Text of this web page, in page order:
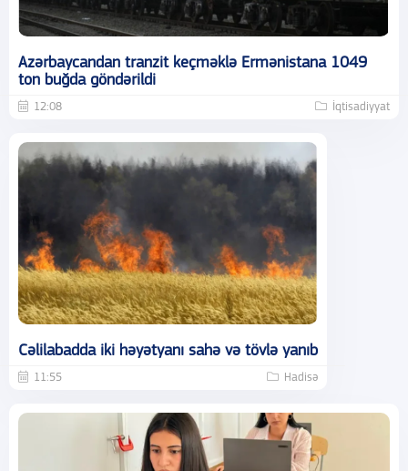
Azərbaycandan tranzit keçməklə Ermənistana 1049
ton buğda göndərildi
12:08 İqtisadiyyat
Cəlilabadda iki həyətyanı sahə və tövlə yanıb
11:55 Hadisə